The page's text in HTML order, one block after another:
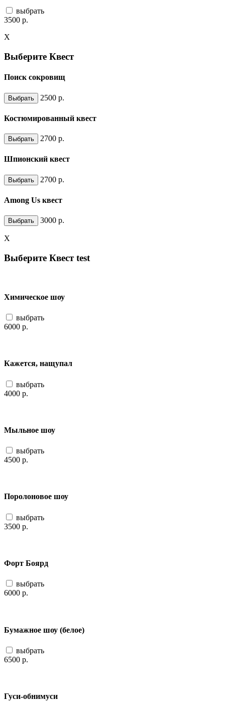
выбрать
3500 р.
X
Выберите Квест
Поиск сокровищ
Выбрать 2500 р.
Костюмированный квест
Выбрать 2700 р.
Шпионский квест
Выбрать 2700 р.
Among Us квест
Выбрать 3000 р.
X
Выберите Квест test
Химическое шоу
выбрать
6000 р.
Кажется, нащупал
выбрать
4000 р.
Мыльное шоу
выбрать
4500 р.
Поролоновое шоу
выбрать
3500 р.
Форт Боярд
выбрать
6000 р.
Бумажное шоу (белое)
выбрать
6500 р.
Гуси-обнимуси